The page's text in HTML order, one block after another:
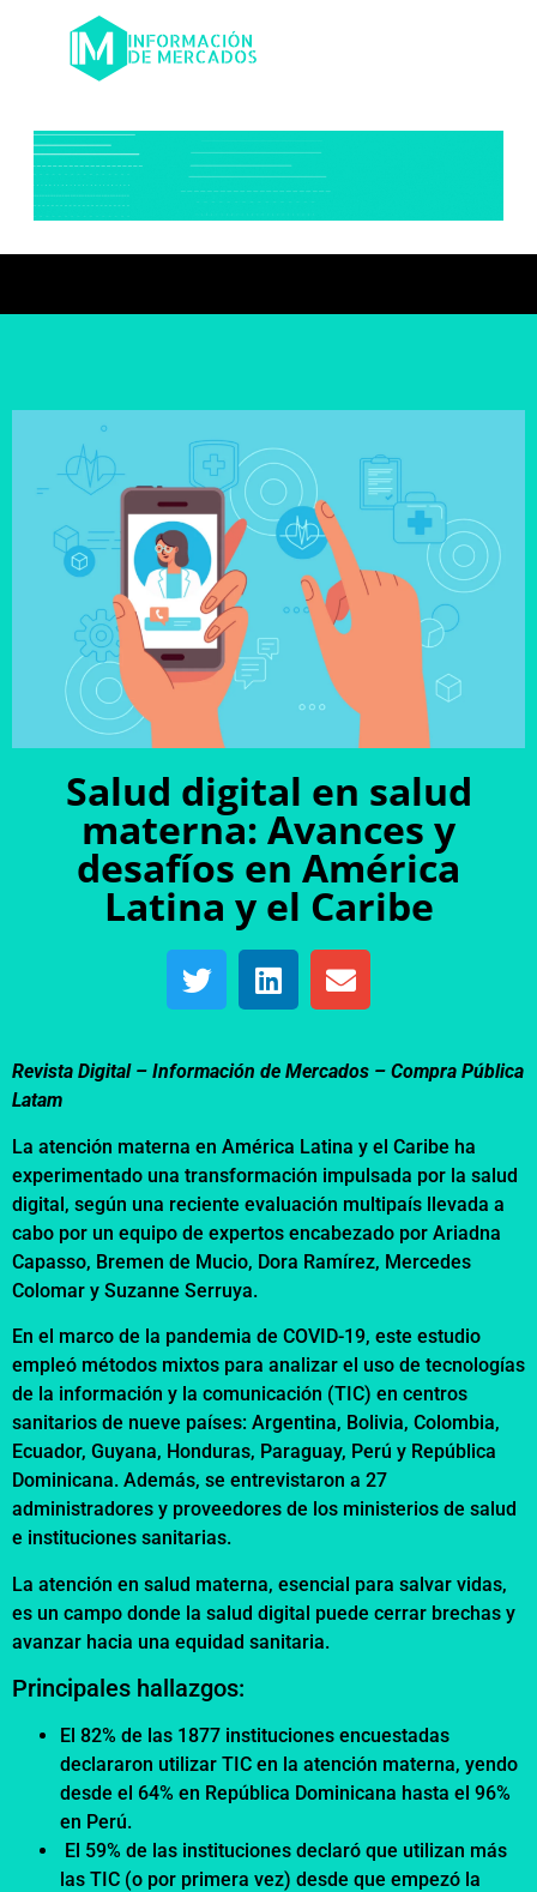
Salud digital en salud
materna: Avances y
desafíos en América
Latina y el Caribe
Revista Digital – Información de Mercados – Compra Pública
Latam
La atención materna en América Latina y el Caribe ha
experimentado una transformación impulsada por la salud
digital, según una reciente evaluación multipaís llevada a
cabo por un equipo de expertos encabezado por Ariadna
Capasso, Bremen de Mucio, Dora Ramírez, Mercedes
Colomar y Suzanne Serruya.
En el marco de la pandemia de COVID-19, este estudio
empleó métodos mixtos para analizar el uso de tecnologías
de la información y la comunicación (TIC) en centros
sanitarios de nueve países: Argentina, Bolivia, Colombia,
Ecuador, Guyana, Honduras, Paraguay, Perú y República
Dominicana. Además, se entrevistaron a 27
administradores y proveedores de los ministerios de salud
e instituciones sanitarias.
La atención en salud materna, esencial para salvar vidas,
es un campo donde la salud digital puede cerrar brechas y
avanzar hacia una equidad sanitaria.
Principales hallazgos:
El 82% de las 1877 instituciones encuestadas
declararon utilizar TIC en la atención materna, yendo
desde el 64% en República Dominicana hasta el 96%
en Perú.
El 59% de las instituciones declaró que utilizan más
las TIC (o por primera vez) desde que empezó la